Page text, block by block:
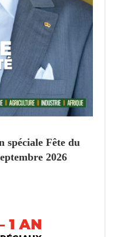
spéciale Fête du
2026